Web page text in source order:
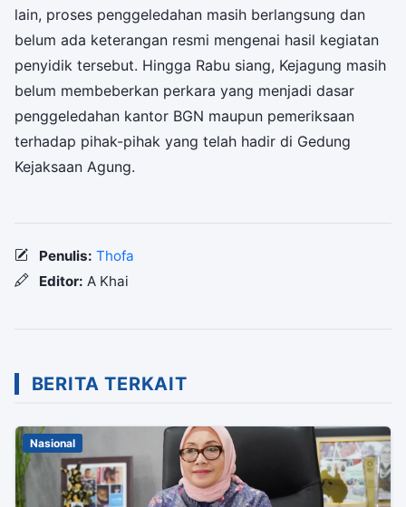
lain, proses penggeledahan masih berlangsung dan
belum ada keterangan resmi mengenai hasil kegiatan
penyidik tersebut. Hingga Rabu siang, Kejagung masih
belum membeberkan perkara yang menjadi dasar
penggeledahan kantor BGN maupun pemeriksaan
terhadap pihak-pihak yang telah hadir di Gedung
Kejaksaan Agung.
Penulis: Thofa
Editor: A Khai
BERITA TERKAIT
Nasional